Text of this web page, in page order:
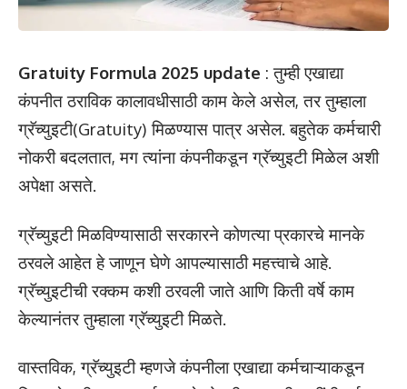
Gratuity Formula 2025 update : तुम्ही एखाद्या
कंपनीत ठराविक कालावधीसाठी काम केले असेल, तर तुम्हाला
ग्रॅच्युइटी(Gratuity) मिळण्यास पात्र असेल. बहुतेक कर्मचारी
नोकरी बदलतात, मग त्यांना कंपनीकडून ग्रॅच्युइटी मिळेल अशी
अपेक्षा असते.
ग्रॅच्युइटी मिळविण्यासाठी सरकारने कोणत्या प्रकारचे मानके
ठरवले आहेत हे जाणून घेणे आपल्यासाठी महत्त्वाचे आहे.
ग्रॅच्युइटीची रक्कम कशी ठरवली जाते आणि किती वर्षे काम
केल्यानंतर तुम्हाला ग्रॅच्युइटी मिळते.
वास्तविक, ग्रॅच्युइटी म्हणजे कंपनीला एखाद्या कर्मचाऱ्याकडून